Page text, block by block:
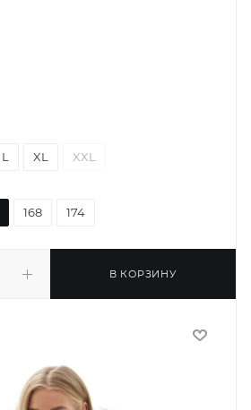
В КОРЗИНУ
L XL XXL
168 174